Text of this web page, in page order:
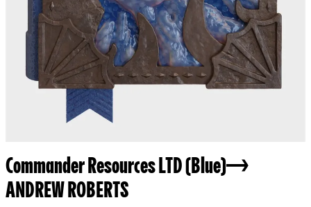
Commander Resources LTD (Blue)
ANDREW ROBERTS